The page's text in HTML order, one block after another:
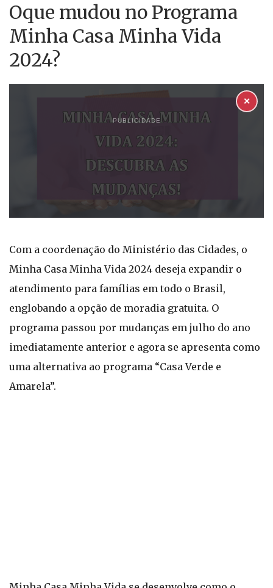
Oque mudou no Programa
Minha Casa Minha Vida
2024?
PUBLICIDADE
✕
Com a coordenação do Ministério das Cidades, o
Minha Casa Minha Vida 2024 deseja expandir o
atendimento para famílias em todo o Brasil,
englobando a opção de moradia gratuita. O
programa passou por mudanças em julho do ano
imediatamente anterior e agora se apresenta como
uma alternativa ao programa “Casa Verde e
Amarela”.